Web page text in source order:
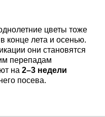
цветы тоже
конце лета и осенью.
они становятся
перепадам
на 2–3 недели
посева.